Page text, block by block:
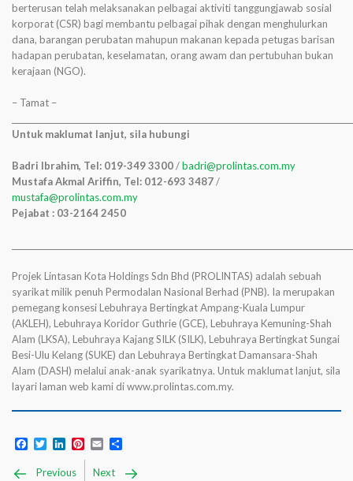
berterusan telah melaksanakan pelbagai aktiviti tanggungjawab sosial
korporat (CSR) bagi membantu pelbagai pihak dengan menghulurkan
dana, barangan perubatan mahupun makanan kepada petugas barisan
hadapan perubatan, keselamatan, orang awam dan pertubuhan bukan
kerajaan (NGO).
– Tamat –
Untuk maklumat lanjut, sila hubungi
Badri Ibrahim, Tel: 019-349 3300/badri@prolintas.com.my
Mustafa Akmal Ariffin, Tel: 012-693 3487/
mustafa@prolintas.com.my
Pejabat : 03-2164 2450
Projek Lintasan Kota Holdings Sdn Bhd (PROLINTAS) adalah sebuah
syarikat milik penuh Permodalan Nasional Berhad (PNB). Ia merupakan
pemegang konsesi Lebuhraya Bertingkat Ampang-Kuala Lumpur
(AKLEH), Lebuhraya Koridor Guthrie (GCE), Lebuhraya Kemuning-Shah
Alam (LKSA), Lebuhraya Kajang SILK (SILK), Lebuhraya Bertingkat Sungai
Besi-Ulu Kelang (SUKE) dan Lebuhraya Bertingkat Damansara-Shah
Alam (DASH) melalui anak-anak syarikatnya. Untuk maklumat lanjut, sila
layari laman web kami di www.prolintas.com.my.
Facebook
TwitterLinkedIn
Pinterest
Email
Previous Next